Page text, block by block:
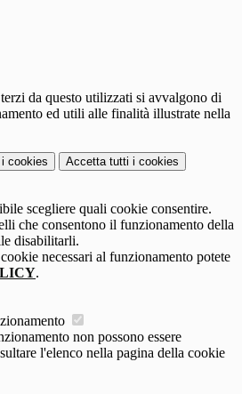
da questo utilizzati si avvalgono di
ed utili alle finalità illustrate nella
i cookies Accetta tutti i cookies
scegliere quali cookie consentire.
che consentono il funzionamento della
disabilitarli.
necessari al funzionamento potete
.
non possono essere
l'elenco nella pagina della cookie